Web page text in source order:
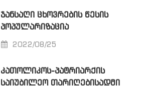
ᲯᲐᲜᲡᲐᲦᲘ ᲪᲮᲝᲕᲠᲔᲑᲘᲡ ᲬᲔᲡᲘᲡ
ᲞᲝᲞᲣᲚᲐᲠᲘᲖᲐᲪᲘᲐ
2022/08/25
ᲙᲐᲗᲝᲚᲘᲙᲝᲡ-ᲞᲐᲢᲠᲘᲐᲠᲥᲘᲡ
ᲡᲐᲘᲣᲑᲘᲚᲔᲝ ᲗᲐᲠᲘᲦᲔᲑᲘᲡᲐᲓᲛᲘ